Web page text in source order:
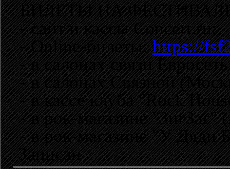
БИЛЕТЫ НА
- сайт и кассы Concert.ru;
- Online-билеты:https://
- в салонах связи
- в салонах Связной
- в кассе клуба "Rock
- в рок-магазине "ЗигЗаг"
- в рок-магазине "У Дяди
Записан